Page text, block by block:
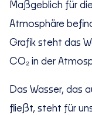
Maßgeblich für
Atmosphäre
Grafik steht das
CO₂ in der
Das Wasser, das
fließt, steht für